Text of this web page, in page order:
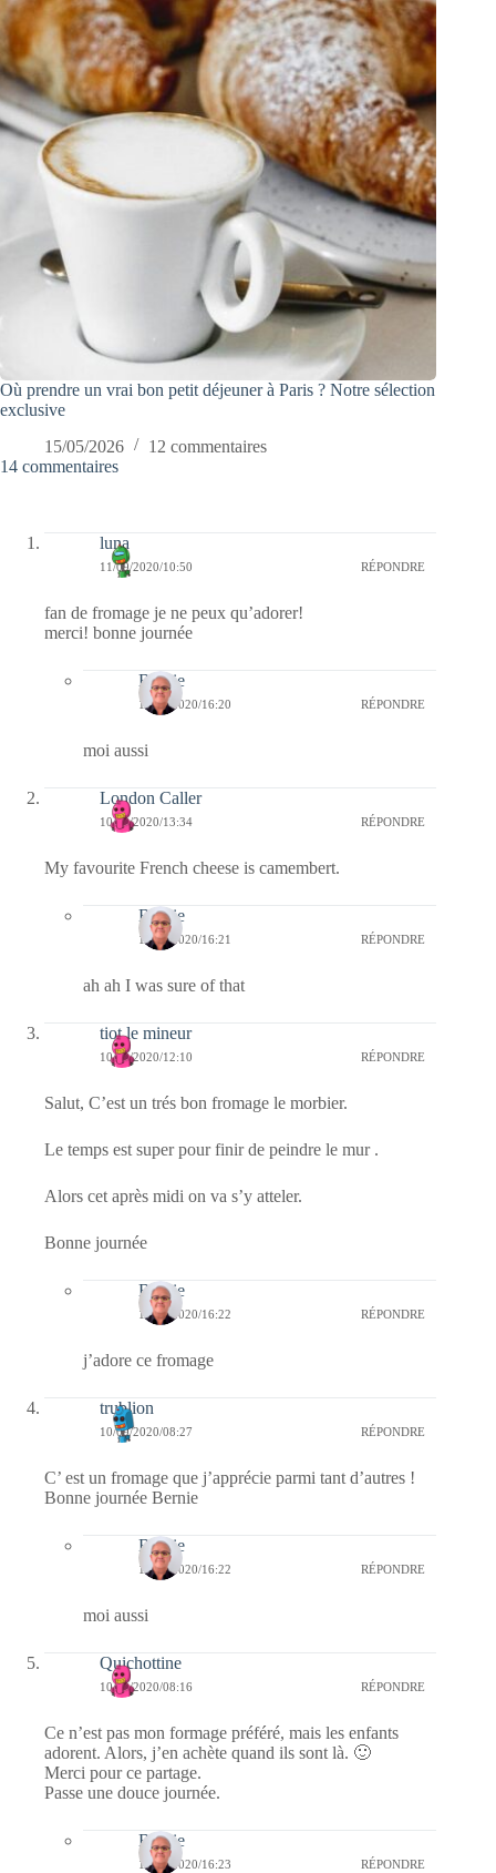
Où prendre un vrai bon petit déjeuner à Paris ? Notre sélection
exclusive
15/05/2026
12 commentaires
14 commentaires
luna
11/09/2020/10:50 RÉPONDRE
fan de fromage je ne peux qu’adorer!
merci! bonne journée
Bernie
14/09/2020/16:20 RÉPONDRE
moi aussi
London Caller
10/09/2020/13:34 RÉPONDRE
My favourite French cheese is camembert.
Bernie
14/09/2020/16:21 RÉPONDRE
ah ah I was sure of that
tiot le mineur
10/09/2020/12:10 RÉPONDRE
Salut, C’est un trés bon fromage le morbier.
Le temps est super pour finir de peindre le mur .
Alors cet après midi on va s’y atteler.
Bonne journée
Bernie
14/09/2020/16:22 RÉPONDRE
j’adore ce fromage
trublion
10/09/2020/08:27 RÉPONDRE
C’ est un fromage que j’apprécie parmi tant d’autres !
Bonne journée Bernie
Bernie
14/09/2020/16:22 RÉPONDRE
moi aussi
Quichottine
10/09/2020/08:16 RÉPONDRE
Ce n’est pas mon formage préféré, mais les enfants
adorent. Alors, j’en achète quand ils sont là. 🙂
Merci pour ce partage.
Passe une douce journée.
Bernie
14/09/2020/16:23 RÉPONDRE